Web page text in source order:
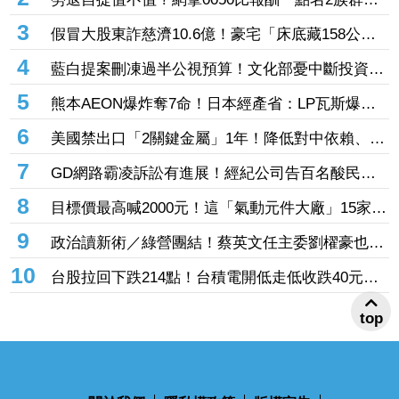
1
胡瓜斥巨資買生日禮物送丁柔安！「偷百萬被發
現」 慘遭本人抓包
2
勞退自提值不值？網拿0050比報酬 點名2族群最
有感：節稅效果佳
3
假冒大股東詐慈濟10.6億！豪宅「床底藏158公斤
黃金」 前律師公會理事長等17人起訴
4
藍白提案刪凍過半公視預算！文化部憂中斷投資
恐造成文化的世代斷層
5
熊本AEON爆炸奪7命！日本經產省：LP瓦斯爆炸
可能性高
6
美國禁出口「2關鍵金屬」1年！降低對中依賴、強
化軍事供應鏈
7
GD網路霸凌訴訟有進展！經紀公司告百名酸民
法院最高裁罰700萬韓元
8
目標價最高喊2000元！這「氣動元件大廠」15家法
人齊按讚 半導體新品＋中國市占雙引擎啟動
9
政治讀新術／綠營團結！蔡英文任主委劉櫂豪也回
歸 王瑞德預言：民進黨最接近拿下台東的一次top